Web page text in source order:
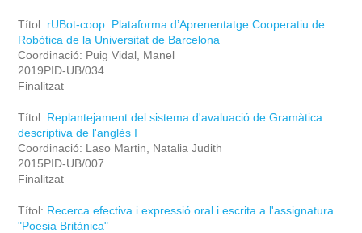
Títol: rUBot-coop: Plataforma d’Aprenentatge Cooperatiu de
Robòtica de la Universitat de Barcelona
Coordinació: Puig Vidal, Manel
2019PID-UB/034
Finalitzat
Títol: Replantejament del sistema d'avaluació de Gramàtica
descriptiva de l'anglès I
Coordinació: Laso Martin, Natalia Judith
2015PID-UB/007
Finalitzat
Títol: Recerca efectiva i expressió oral i escrita a l'assignatura
"Poesia Britànica"